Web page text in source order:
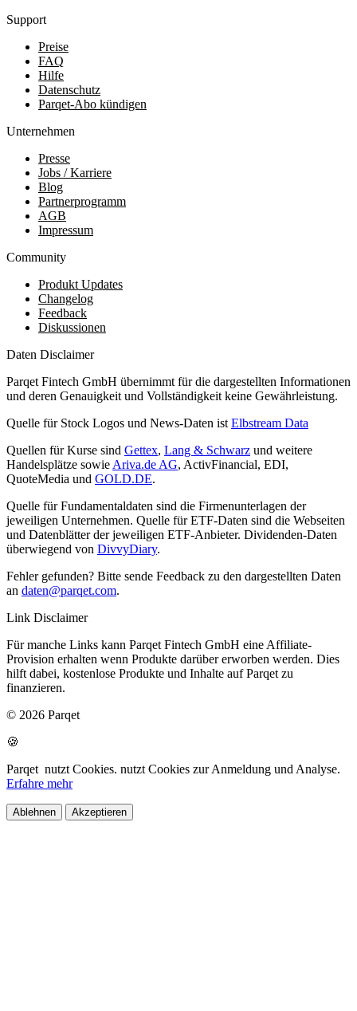
Support
Preise
FAQ
Hilfe
Datenschutz
Parqet-Abo kündigen
Unternehmen
Presse
Jobs / Karriere
Blog
Partnerprogramm
AGB
Impressum
Community
Produkt Updates
Changelog
Feedback
Diskussionen
Daten Disclaimer
Parqet Fintech GmbH übernimmt für die dargestellten Informationen
und deren Genauigkeit und Vollständigkeit keine Gewährleistung.
Quelle für Stock Logos und News-Daten ist Elbstream Data
Quellen für Kurse sind Gettex, Lang & Schwarz und weitere
Handelsplätze sowie Ariva.de AG, ActivFinancial, EDI,
QuoteMedia und GOLD.DE.
Quelle für Fundamentaldaten sind die Firmenunterlagen der
jeweiligen Unternehmen. Quelle für ETF-Daten sind die Webseiten
und Datenblätter der jeweiligen ETF-Anbieter. Dividenden-Daten
überwiegend von DivvyDiary.
Fehler gefunden? Bitte sende Feedback zu den dargestellten Daten
an daten@parqet.com.
Link Disclaimer
Für manche Links kann Parqet Fintech GmbH eine Affiliate-
Provision erhalten wenn Produkte darüber erworben werden. Dies
hilft dabei, kostenlose Produkte und Inhalte auf Parqet zu
finanzieren.
© 2026 Parqet
🍪
Parqet nutzt Cookies. nutzt Cookies zur Anmeldung und Analyse.
Erfahre mehr
Ablehnen Akzeptieren